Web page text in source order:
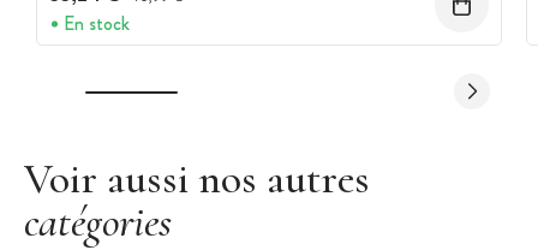
En stock
Voir aussi nos autres
catégories